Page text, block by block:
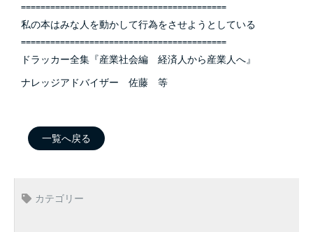
==========================================
私の本はみな人を動かして行為をさせようとしている
==========================================
ドラッカー全集『産業社会編 経済人から産業人へ』
ナレッジアドバイザー 佐藤 等
一覧へ戻る
カテゴリー